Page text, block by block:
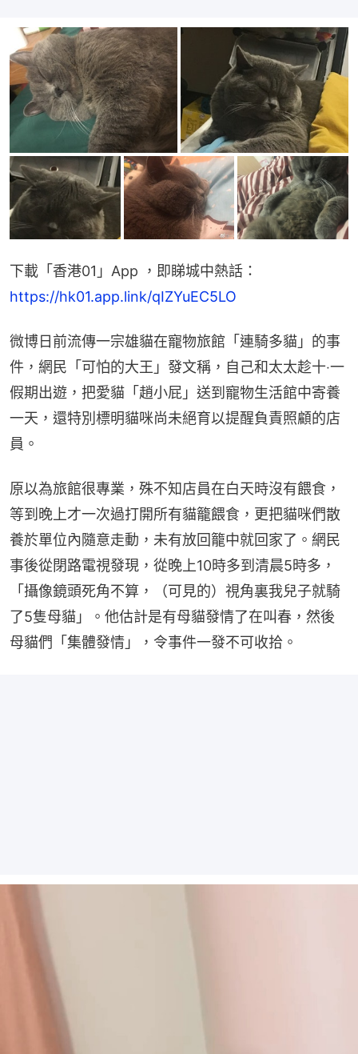
下載「香港01」App ，即睇城中熱話：
https://hk01.app.link/qIZYuEC5LO
微博日前流傳一宗雄貓在寵物旅館「連騎多貓」的事
件，網民「可怕的大王」發文稱，自己和太太趁十‧一
假期出遊，把愛貓「趙小屁」送到寵物生活館中寄養
一天，還特別標明貓咪尚未絕育以提醒負責照顧的店
員。
原以為旅館很專業，殊不知店員在白天時沒有餵食，
等到晚上才一次過打開所有貓籠餵食，更把貓咪們散
養於單位內隨意走動，未有放回籠中就回家了。網民
事後從閉路電視發現，從晚上10時多到清晨5時多，
「攝像鏡頭死角不算，（可見的）視角裏我兒子就騎
了5隻母貓」。他估計是有母貓發情了在叫春，然後
母貓們「集體發情」，令事件一發不可收拾。